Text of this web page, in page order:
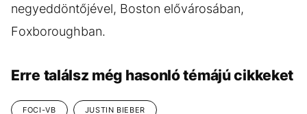
negyeddöntőjével, Boston elővárosában,
Foxboroughban.
Erre találsz még hasonló témájú cikkeket
FOCI-VB JUSTIN BIEBER